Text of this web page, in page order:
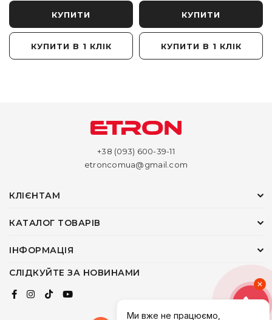
КУПИТИ
КУПИТИ В 1 КЛІК
КУПИТИ
КУПИТИ В 1 КЛІК
+38 (093) 600-39-11
etroncomua@gmail.com
КЛІЄНТАМ
КАТАЛОГ ТОВАРІВ
ІНФОРМАЦІЯ
СЛІДКУЙТЕ ЗА НОВИНАМИ